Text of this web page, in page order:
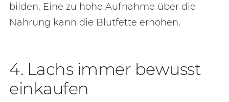
bilden. Eine zu hohe Aufnahme über die
Nahrung kann die Blutfette erhöhen.
4. Lachs immer bewusst
einkaufen